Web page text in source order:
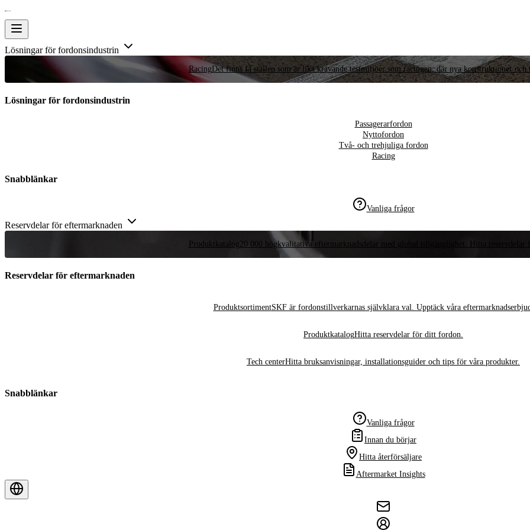
Lösningar för fordonsindustrin
RacingDet finns få ställen som är lika krävande testmiljöer som racingen, där nya konstruktioner och
Lösningar för fordonsindustrin
Passagerarfordon
Nyttofordon
Två- och trehjuliga fordon
Racing
Snabblänkar
Vanliga frågor
Reservdelar för eftermarknaden
Produktkatalog20 000 högkvalitativa eftermarknadsdelar med global tillgänglighet. Hitta reservdelar
Reservdelar för eftermarknaden
ProduktsortimentSKF är fordonstillverkarnas självklara val. Upptäck våra
ProduktkatalogHitta reservdelar för ditt fordon.
Tech centerHitta bruksanvisningar, installationsguider och tips för våra produkter.
Snabblänkar
Vanliga frågor
Innan du börjar
Hitta återförsäljare
Aftermarket Insights